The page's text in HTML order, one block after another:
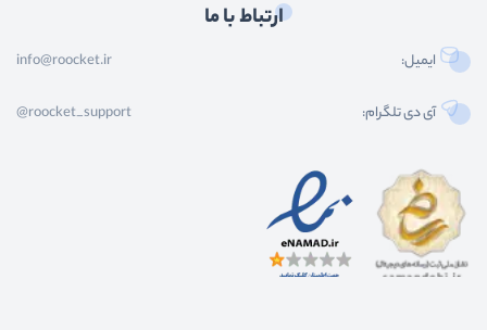
ارتباط با ما
ایمیل: info@roocket.ir
آی دی تلگرام: @roocket_support